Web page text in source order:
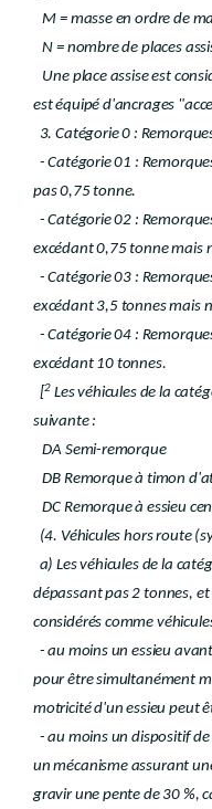
M = masse en ordre de
N = nombre de places
Une place assise est
est équipé d'ancrages
3. Catégorie 0 :
- Catégorie 01 :
pas 0,75 tonne.
- Catégorie 02 :
excédant 0,75 tonne mais
- Catégorie 03 :
excédant 3,5 tonnes mais
- Catégorie 04 :
excédant 10 tonnes.
[2 Les véhicules de la
suivante :
DA Semi-remorque
DB Remorque à timon
DC Remorque à essieu
(4. Véhicules hors route
a) Les véhicules de la
dépassant pas 2 tonnes,
considérés comme
- au moins un essieu
pour être simultanément
motricité d'un essieu peut
- au moins un dispositif
un mécanisme assurant
gravir une pente de 30 %,